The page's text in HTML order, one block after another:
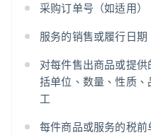
采购订单号（如适用）
服务的销售或履行日期
对每件售出商品或提
括单位、数量、性质
工
每件商品或服务的税前